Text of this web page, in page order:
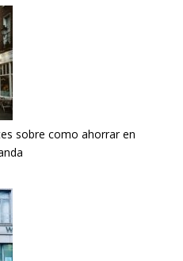
sobre como ahorrar en